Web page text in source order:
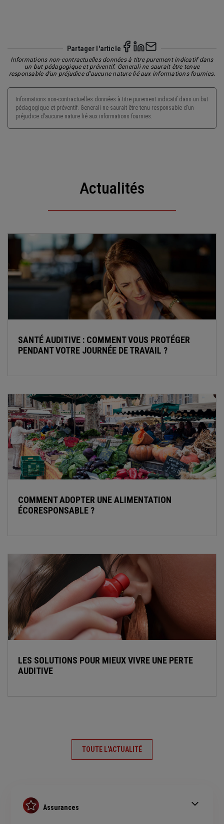
Partager l'article
Informations non-contractuelles données à titre purement indicatif dans
un but pédagogique et préventif. Generali ne saurait être tenue
responsable d'un préjudice d'aucune nature lié aux informations fournies.
Informations non-contractuelles données à titre purement indicatif dans un but
pédagogique et préventif. Generali ne saurait être tenu responsable d’un
préjudice d’aucune nature lié aux informations fournies.
Actualités
SANTÉ AUDITIVE : COMMENT VOUS PROTÉGER
PENDANT VOTRE JOURNÉE DE TRAVAIL ?
COMMENT ADOPTER UNE ALIMENTATION
ÉCORESPONSABLE ?
LES SOLUTIONS POUR MIEUX VIVRE UNE PERTE
AUDITIVE
TOUTE L'ACTUALITÉ
Assurances